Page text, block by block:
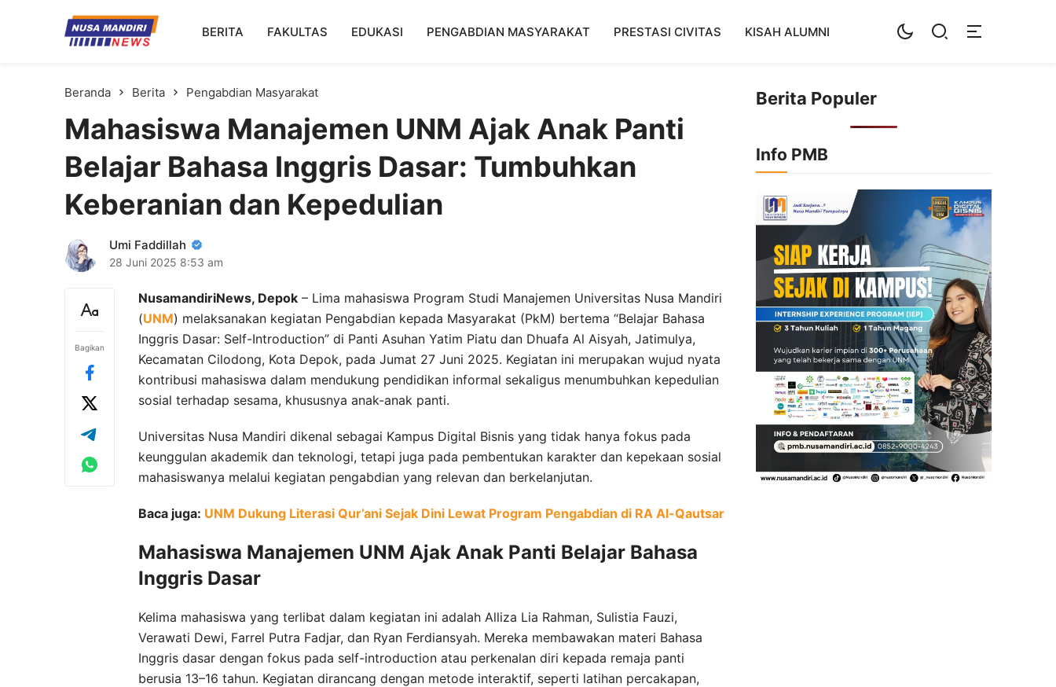
Kampus Digital Bisnis
Universitas Nusa Mandiri
BERITA FAKULTAS EDUKASI PENGABDIAN MASYARAKAT PRESTASI CIVITAS KISAH ALUMNI
Beranda Berita Pengabdian Masyarakat
Mahasiswa Manajemen UNM Ajak Anak Panti
Belajar Bahasa Inggris Dasar: Tumbuhkan
Keberanian dan Kepedulian
Umi Faddillah
28 Juni 2025 8:53 am
Bagikan
NusamandiriNews, Depok – Lima mahasiswa Program Studi Manajemen Universitas Nusa Mandiri
(UNM) melaksanakan kegiatan Pengabdian kepada Masyarakat (PkM) bertema “Belajar Bahasa
Inggris Dasar: Self-Introduction” di Panti Asuhan Yatim Piatu dan Dhuafa Al Aisyah, Jatimulya,
Kecamatan Cilodong, Kota Depok, pada Jumat 27 Juni 2025. Kegiatan ini merupakan wujud nyata
kontribusi mahasiswa dalam mendukung pendidikan informal sekaligus menumbuhkan kepedulian
sosial terhadap sesama, khususnya anak-anak panti.
Universitas Nusa Mandiri dikenal sebagai Kampus Digital Bisnis yang tidak hanya fokus pada
keunggulan akademik dan teknologi, tetapi juga pada pembentukan karakter dan kepekaan sosial
mahasiswanya melalui kegiatan pengabdian yang relevan dan berkelanjutan.
Baca juga: UNM Dukung Literasi Qur’ani Sejak Dini Lewat Program Pengabdian di RA Al-Qautsar
Mahasiswa Manajemen UNM Ajak Anak Panti Belajar Bahasa
Inggris Dasar
Kelima mahasiswa yang terlibat dalam kegiatan ini adalah Alliza Lia Rahman, Sulistia Fauzi,
Verawati Dewi, Farrel Putra Fadjar, dan Ryan Ferdiansyah. Mereka membawakan materi Bahasa
Inggris dasar dengan fokus pada self-introduction atau perkenalan diri kepada remaja panti
berusia 13–16 tahun. Kegiatan dirancang dengan metode interaktif, seperti latihan percakapan,
Berita Populer
Info PMB